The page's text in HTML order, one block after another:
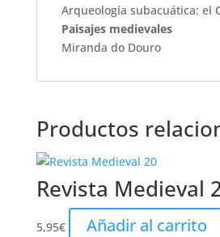
Arqueología subacuática: el
Paisajes medievales
Miranda do Douro
Productos
Revista Medieval
5,95€ Añadir al carrito